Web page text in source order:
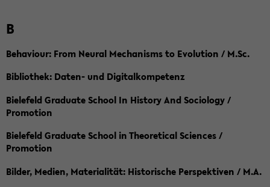
B
Behaviour: From Neural Mechanisms to Evolution / M.Sc.
Bibliothek: Daten- und Digitalkompetenz
Bielefeld Graduate School In History And Sociology /
Promotion
Bielefeld Graduate School in Theoretical Sciences /
Promotion
Bilder, Medien, Materialität: Historische Perspektiven / M.A.